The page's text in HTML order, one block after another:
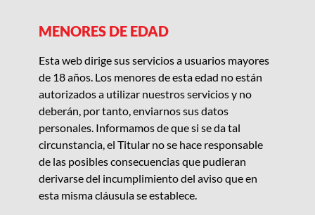
MENORES DE EDAD
Esta webdirige sus servicios a usuarios mayores
de 18años. Losmenores de esta edad no están
autorizados a utilizar nuestros servicios y no
deberán, por tanto, enviarnos sus datos
personales. Informamos de que si se da tal
circunstancia,el Titular no se hace responsable
de las posibles consecuencias que pudieran
derivarse del incumplimiento del aviso que en
esta misma cláusula se establece.